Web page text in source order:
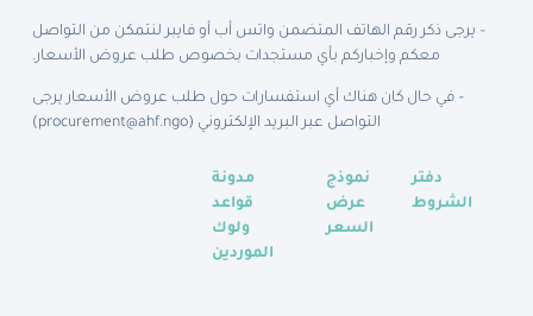
– يرجى ذكر رقم الهاتف المتضمن واتس أب أو فايبر لنتمكن من التواصل
معكم وإخباركم بأي مستجدات بخصوص طلب عروض الأسعار.
– في حال كان هناك أي استفسارات حول طلب عروض الأسعار يرجى
التواصل عبر البريد الإلكتروني (procurement@ahf.ngo
)
دفتر
الشروط
نموذج
عرض
السعر
مدونة
قواعد
ولوك
الموردين